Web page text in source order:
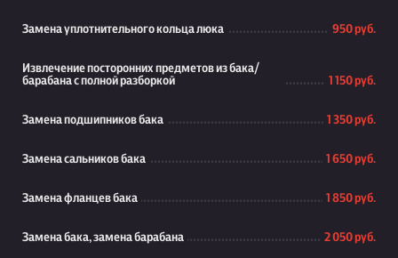
Замена уплотнительного кольца люка 950 руб.
Извлечение посторонних предметов из бака/
барабана с полной разборкой
1 150 руб.
Замена подшипников бака 1 350 руб.
Замена сальников бака 1 650 руб.
Замена фланцев бака 1 850 руб.
Замена бака, замена барабана 2 050 руб.